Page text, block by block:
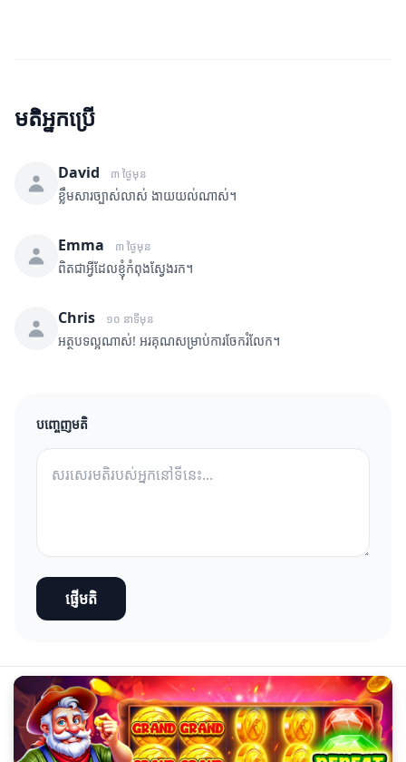
មតិអ្នកប្រើ
David ៣ ថ្ងៃមុន
ខ្លឹមសារច្បាស់លាស់ ងាយយល់ណាស់។
Emma ៣ ថ្ងៃមុន
ពិតជាអ្វីដែលខ្ញុំកំពុងស្វែងរក។
Chris ១០ នាទីមុន
អត្ថបទល្អណាស់! អរគុណសម្រាប់ការចែករំលែក។
បញ្ចេញមតិ
ផ្ញើមតិ